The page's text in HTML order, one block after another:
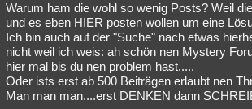
Warum ham die wohl so wenig Posts? Weil
und es eben HIER posten wollen um eine
Ich bin auch auf der "Suche" nach etwas
nicht weil ich weis: ah schön nen Mystery
hier mal bis du nen problem hast.....
Oder ists erst ab 500 Beiträgen erlaubt nen
Man man man....erst DENKEN dann